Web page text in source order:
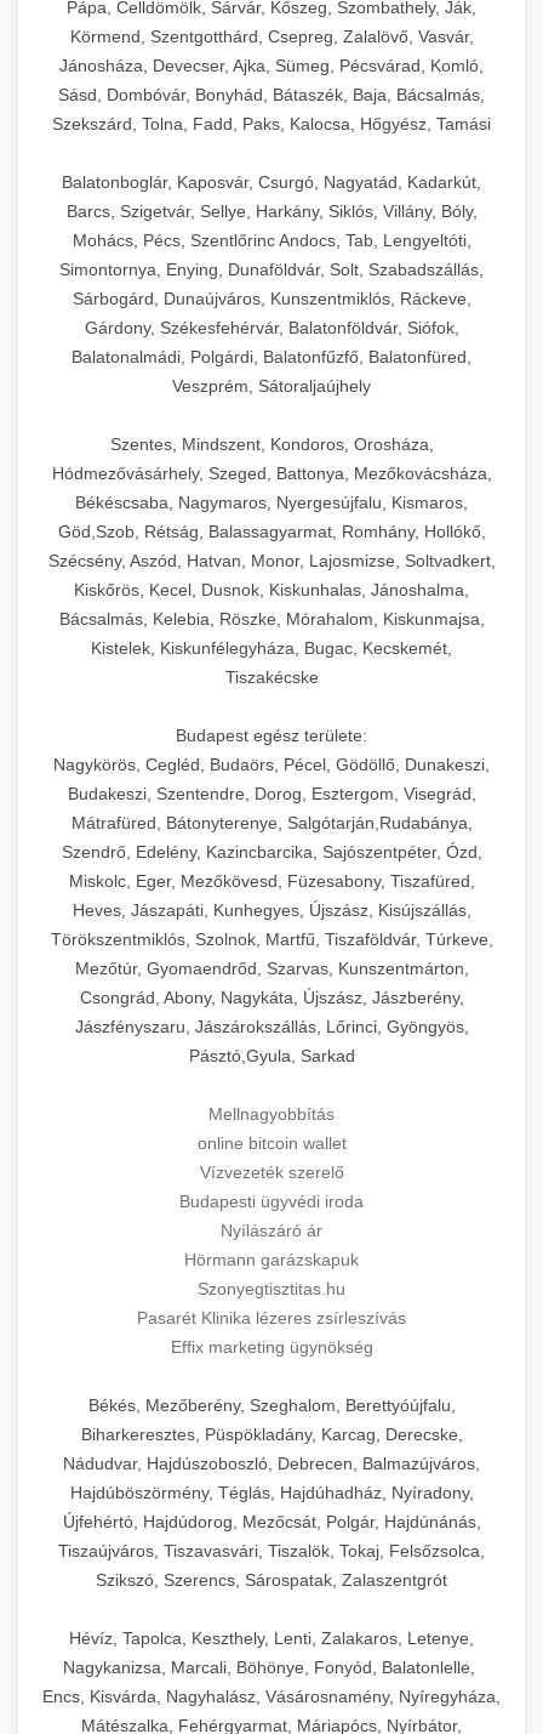
Pápa, Celldömölk, Sárvár, Kőszeg, Szombathely, Ják,
Körmend, Szentgotthárd, Csepreg, Zalalövő, Vasvár,
Jánosháza, Devecser, Ajka, Sümeg, Pécsvárad, Komló,
Sásd, Dombóvár, Bonyhád, Bátaszék, Baja, Bácsalmás,
Szekszárd, Tolna, Fadd, Paks, Kalocsa, Hőgyész, Tamási
Balatonboglár, Kaposvár, Csurgó, Nagyatád, Kadarkút,
Barcs, Szigetvár, Sellye, Harkány, Siklós, Villány, Bóly,
Mohács, Pécs, Szentlőrinc Andocs, Tab, Lengyeltóti,
Simontornya, Enying, Dunaföldvár, Solt, Szabadszállás,
Sárbogárd, Dunaújváros, Kunszentmiklós, Ráckeve,
Gárdony, Székesfehérvár, Balatonföldvár, Siófok,
Balatonalmádi, Polgárdi, Balatonfűzfő, Balatonfüred,
Veszprém, Sátoraljaújhely
Szentes, Mindszent, Kondoros, Orosháza,
Hódmezővásárhely, Szeged, Battonya, Mezőkovácsháza,
Békéscsaba, Nagymaros, Nyergesújfalu, Kismaros,
Göd,Szob, Rétság, Balassagyarmat, Romhány, Hollókő,
Szécsény, Aszód, Hatvan, Monor, Lajosmizse, Soltvadkert,
Kiskőrös, Kecel, Dusnok, Kiskunhalas, Jánoshalma,
Bácsalmás, Kelebia, Röszke, Mórahalom, Kiskunmajsa,
Kistelek, Kiskunfélegyháza, Bugac, Kecskemét,
Tiszakécske
Budapest egész területe:
Nagykörös, Cegléd, Budaörs, Pécel, Gödöllő, Dunakeszi,
Budakeszi, Szentendre, Dorog, Esztergom, Visegrád,
Mátrafüred, Bátonyterenye, Salgótarján,Rudabánya,
Szendrő, Edelény, Kazincbarcika, Sajószentpéter, Ózd,
Miskolc, Eger, Mezőkövesd, Füzesabony, Tiszafüred,
Heves, Jászapáti, Kunhegyes, Újszász, Kisújszállás,
Törökszentmiklós, Szolnok, Martfű, Tiszaföldvár, Túrkeve,
Mezőtúr, Gyomaendrőd, Szarvas, Kunszentmárton,
Csongrád, Abony, Nagykáta, Újszász, Jászberény,
Jászfényszaru, Jászárokszállás, Lőrinci, Gyöngyös,
Pásztó,Gyula, Sarkad
Mellnagyobbítás
online bitcoin wallet
Vízvezeték szerelő
Budapesti ügyvédi iroda
Nyílászáró ár
Hörmann garázskapuk
Szonyegtisztitas.hu
Pasarét Klinika lézeres zsírleszívás
Effix marketing ügynökség
Békés, Mezőberény, Szeghalom, Berettyóújfalu,
Biharkeresztes, Püspökladány, Karcag, Derecske,
Nádudvar, Hajdúszoboszló, Debrecen, Balmazújváros,
Hajdúböszörmény, Téglás, Hajdúhadház, Nyíradony,
Újfehértó, Hajdúdorog, Mezőcsát, Polgár, Hajdúnánás,
Tiszaújváros, Tiszavasvári, Tiszalök, Tokaj, Felsőzsolca,
Szikszó, Szerencs, Sárospatak, Zalaszentgrót
Hévíz, Tapolca, Keszthely, Lenti, Zalakaros, Letenye,
Nagykanizsa, Marcali, Böhönye, Fonyód, Balatonlelle,
Encs, Kisvárda, Nagyhalász, Vásárosnamény, Nyíregyháza,
Mátészalka, Fehérgyarmat, Máriapócs, Nyírbátor,